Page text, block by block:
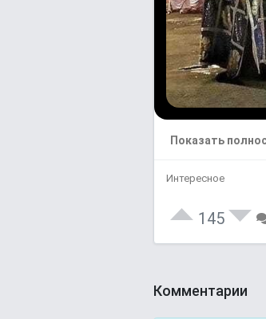
Показать
Интересное
145
Комментарии